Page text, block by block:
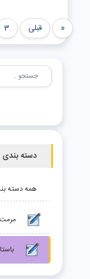
دسته بندی
همه دسته
مرمت
« قبلی 3